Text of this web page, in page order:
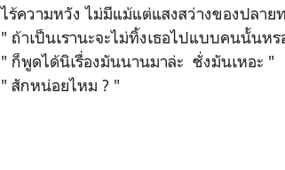
ไร้ความหวัง ไม่มีแม้แต่แสงสว่างของปลาย
" ถ้าเป็นเรานะจะไม่ทิ้งเธอไปแบบคนนั้นหร
" ก็พูดได้นิเรื่องมันนานมาล่ะ ชั่งมันเหอะ "
" สักหน่อยไหม ? "